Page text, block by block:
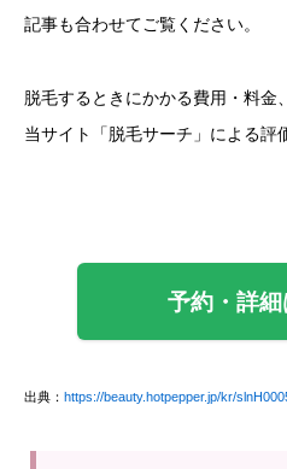
記事も合わせてご覧ください。
脱毛するときにかかる費用・料金
当サイト「脱毛サーチ」による評
予約・詳細
出典： https://beauty.hotpepper.jp/kr/